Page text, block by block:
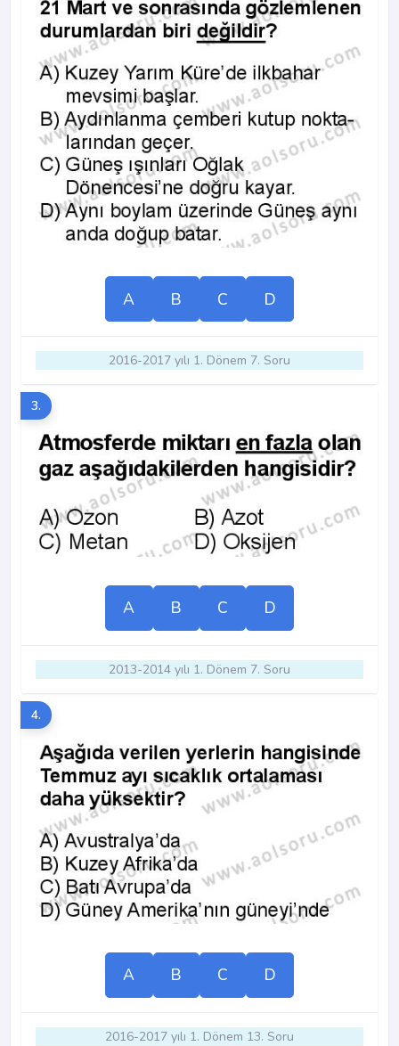
A B C D
2016-2017 yılı 1. Dönem 7. Soru
3.
A B C D
2013-2014 yılı 1. Dönem 7. Soru
4.
A B C D
2016-2017 yılı 1. Dönem 13. Soru